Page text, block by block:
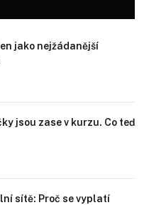
jako nejžádanější
jsou zase v kurzu. Co teď
sítě: Proč se vyplatí